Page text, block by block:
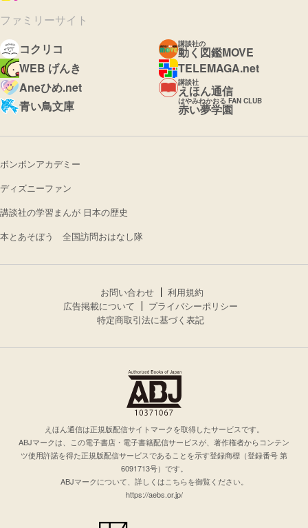
ファミリーサイト
コクリコ
講談社の
動く図鑑MOVE
WEB げんき
TELEMAGA.net
Aneひめ.net
講談社
えほん通信
青い鳥文庫
はやみねかおる FAN CLUB
赤い夢学園
ボンボンアカデミー
ディズニーファン
講談社の学習まんが 日本の歴史
本とあそぼう 全国訪問おはなし隊
お問い合わせ
利用規約
広告掲載について
プライバシーポリシー
特定商取引法に基づく表記
えほん通信は正規版配信サイトマークを取得したサービスです。
ABJマークは、この電子書店・電子書籍配信サービスが、著作権者からコンテン
ツ使用許諾を得た正規版配信サービスであることを示す登録商標（登録番号 第
6091713号）です。
ABJマークについて、詳しくはこちらを御覧ください。
https://aebs.or.jp/